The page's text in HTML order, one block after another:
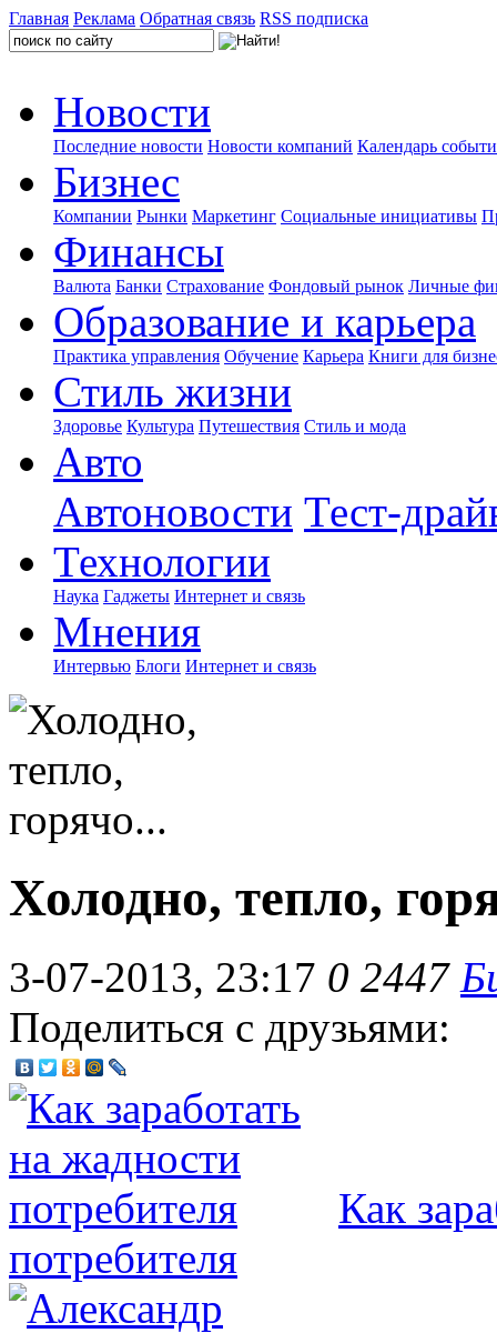
Главная Реклама Обратная связь RSS подписка
Новости
Последние новости Новости компаний Календарь
Бизнес
Компании Рынки Маркетинг Социальные инициативы
Финансы
Валюта Банки Страхование Фондовый рынок Личные
Образование и карьера
Практика управления Обучение Карьера Книги для
Стиль жизни
Здоровье Культура Путешествия Стиль и мода
Авто
Автоновости Тест-
Технологии
Наука Гаджеты Интернет и связь
Мнения
Интервью Блоги Интернет и связь
Холодно, тепло,
3-07-2013, 23:17 0 2447
Поделиться с друзьями:
Как
потребителя